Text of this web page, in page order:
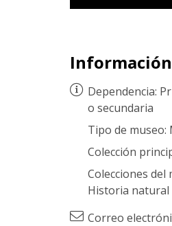
Dependencia:
o secundaria
Tipo de museo:
Colección
Colecciones del
Historia natural
Correo